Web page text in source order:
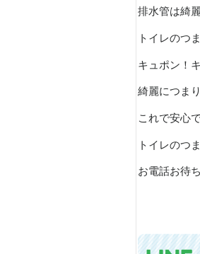
排水管は綺
トイレのつ
キュポン！
綺麗につま
これで安心
トイレのつ
お電話お待